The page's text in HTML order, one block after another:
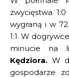
zwycięstwa
wygraną i w
1:1. W
minucie na
Kędziora. W
gospodarze